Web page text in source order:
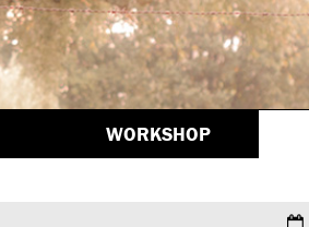
WORKSHOP